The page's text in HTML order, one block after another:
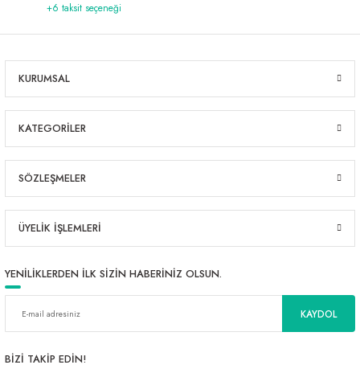
+6 taksit seçeneği
KURUMSAL
KATEGORİLER
SÖZLEŞMELER
ÜYELİK İŞLEMLERİ
YENİLİKLERDEN İLK SİZİN HABERİNİZ OLSUN.
KAYDOL
BİZİ TAKİP EDİN!